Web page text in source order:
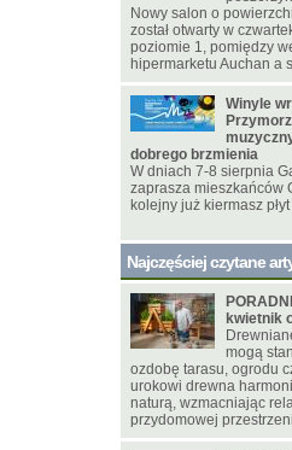
Nowy salon o
został otwarty w
poziomie 1, pomiędzy
hipermarketu Auchan a
Winyle
dobrego brzmienia
W dniach 7-8 sierpnia
zaprasza mieszkańców
kolejny już kiermasz
Najczęściej czytane
kwietnik
mogą
ozdobę tarasu, ogrodu
urokowi drewna
naturą, wzmacniając
przydomowej